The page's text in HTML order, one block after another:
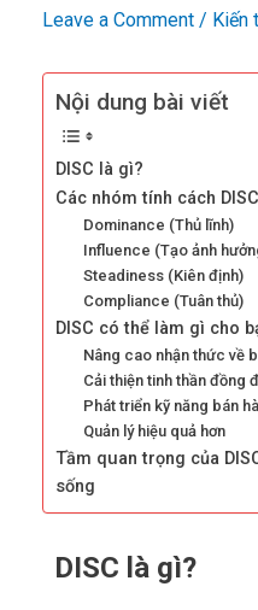
Leave a Comment / Kiến
Nội dung bài viết
DISC là gì?
Các nhóm tính cách DISC
Dominance (Thủ lĩnh)
Influence (Tạo ảnh
Steadiness (Kiên định)
Compliance (Tuân thủ)
DISC có thể làm gì cho
Nâng cao nhận thức về
Cải thiện tinh thần đồng
Phát triển kỹ năng bán
Quản lý hiệu quả hơn
Tầm quan trọng của
sống
DISC là gì?